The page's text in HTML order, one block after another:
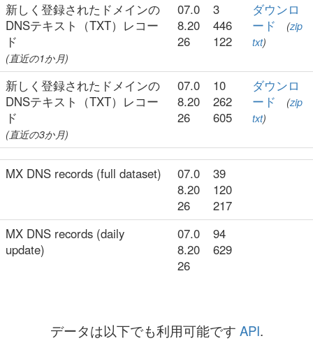
新しく登録されたドメインの
DNSテキスト（TXT）レコー
ド
(直近の1か月)
07.0
8.20
26
3
446
122
ダウンロ
ード
(zip
txt)
新しく登録されたドメインの
DNSテキスト（TXT）レコー
ド
(直近の3か月)
07.0
8.20
26
10
262
605
ダウンロ
ード
(zip
txt)
MX DNS records (full dataset)
07.0
8.20
26
39
120
217
MX DNS records (daily
update)
07.0
8.20
26
94
629
データは以下でも利用可能です API.